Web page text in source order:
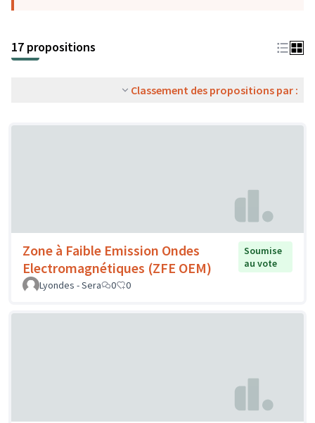
17 propositions
Classement des propositions par :
Zone à Faible Emission Ondes
Electromagnétiques (ZFE OEM)
Soumise
au vote
Lyondes - Sera
0 0